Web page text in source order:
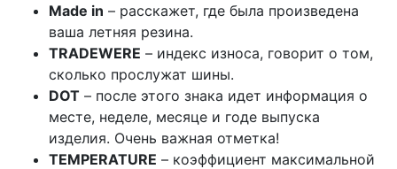
Made in – расскажет, где была произведена
ваша летняя резина.
TRADEWERE – индекс износа, говорит о том,
сколько прослужат шины.
DOT – после этого знака идет информация о
месте, неделе, месяце и годе выпуска
изделия. Очень важная отметка!
TEMPERATURE – коэффициент максимальной